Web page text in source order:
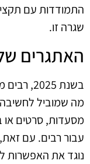
התמודדות עם
שגרה זו.
האתגרים
בשנת
מה שמוביל לחשיבה
מסעדות, סרטים או
עבור רבים. עם
נוגד את האפשרות